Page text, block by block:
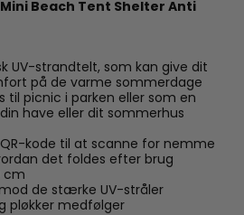
Mini Beach Tent Shelter Anti
UV-strandtelt, som kan give dit
på de varme sommerdage
til picnic i parken eller som en
have eller dit sommerhus
kode til at scanne for nemme
det foldes efter brug
cm
de stærke UV-stråler
pløkker medfølger